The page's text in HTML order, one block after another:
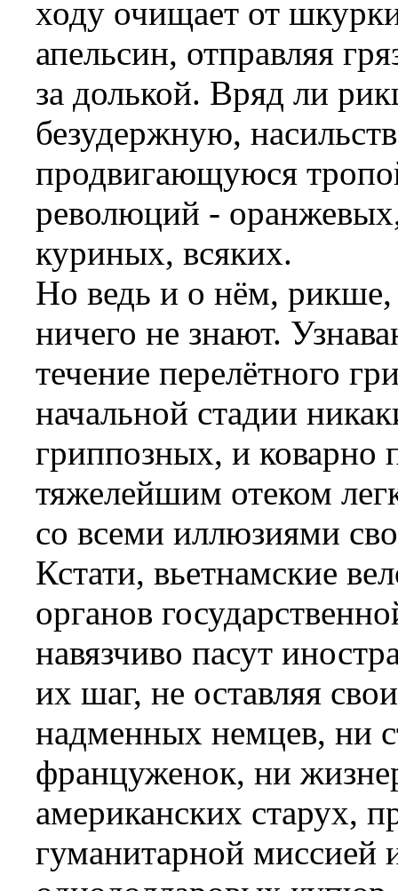
ходу очищает от
апельсин, отправляя
за долькой. Вряд ли
безудержную,
продвигающуюся
революций -
куриных, всяких.
Но ведь и о нём, рикше,
ничего не знают.
течение перелётного
начальной стадии
гриппозных, и коварно
тяжелейшим отеком
со всеми иллюзиями
Кстати, вьетнамские
органов
навязчиво пасут
их шаг, не оставляя
надменных немцев, ни
француженок, ни
американских старух,
гуманитарной миссией